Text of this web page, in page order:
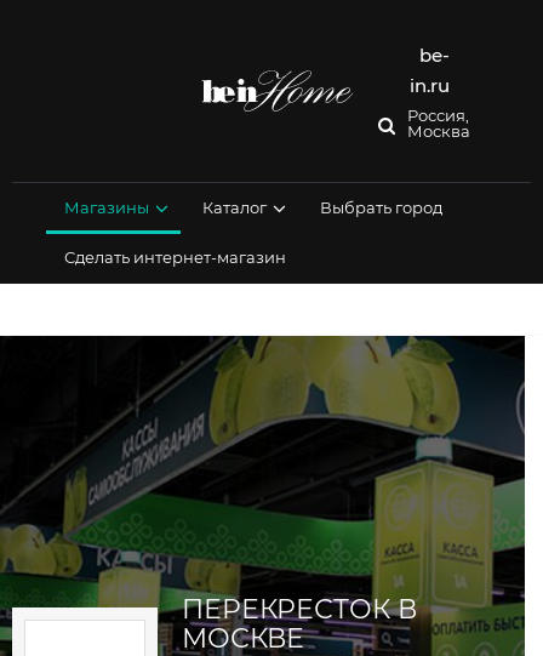
be-
in.ru
Россия,
Москва
Магазины Каталог Выбрать город
Сделать интернет-магазин
ПЕРЕКРЕСТОК В
МОСКВЕ